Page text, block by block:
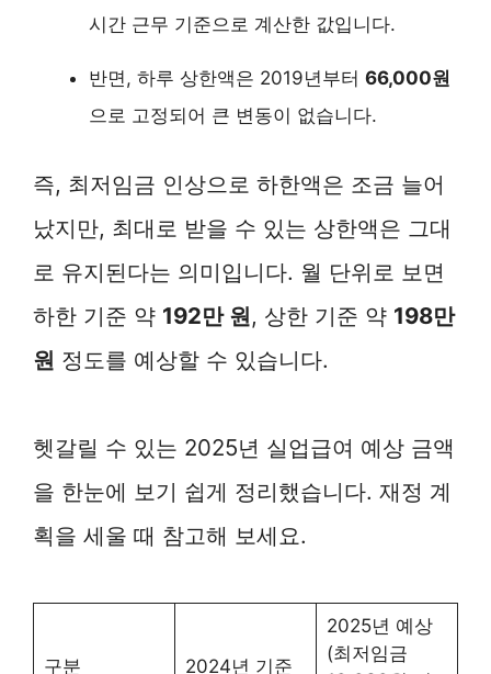
시간 근무 기준으로 계산한 값입니다.
반면, 하루 상한액은 2019년부터 66,000원
으로 고정되어 큰 변동이 없습니다.
즉, 최저임금 인상으로 하한액은 조금 늘어
났지만, 최대로 받을 수 있는 상한액은 그대
로 유지된다는 의미입니다. 월 단위로 보면
하한 기준 약 192만 원, 상한 기준 약 198만
원 정도를 예상할 수 있습니다.
헷갈릴 수 있는 2025년 실업급여 예상 금액
을 한눈에 보기 쉽게 정리했습니다. 재정 계
획을 세울 때 참고해 보세요.
구분 2024년 기준
2025년 예상
(최저임금